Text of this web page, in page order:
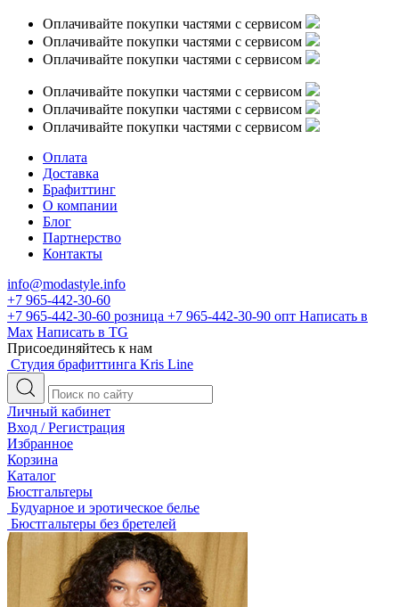
Оплачивайте покупки частями с сервисом
Оплачивайте покупки частями с сервисом
Оплачивайте покупки частями с сервисом
Оплачивайте покупки частями с сервисом
Оплачивайте покупки частями с сервисом
Оплачивайте покупки частями с сервисом
Оплата
Доставка
Брафиттинг
О компании
Блог
Партнерство
Контакты
info@modastyle.info
+7 965-442-30-60
+7 965-442-30-60 розница +7 965-442-30-90 опт Написать в
Max Написать в TG
Присоединяйтесь к нам
Студия брафиттинга Kris Line
Личный кабинет
Вход / Регистрация
Избранное
Корзина
Каталог
Бюстгальтеры
Будуарное и эротическое белье
Бюстгальтеры без бретелей